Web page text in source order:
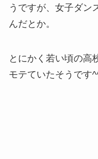
うですが、女子ダン
んだとか。
とにかく若い頃の高
モテていたそうです